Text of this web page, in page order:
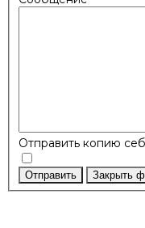
Отправить копию
Отправить Закрыть